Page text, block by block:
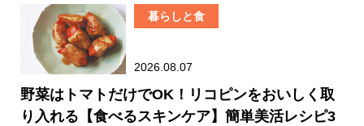
暮らしと食
2026.08.07
野菜はトマトだけでOK！リコピンをおいしく取
り入れる【食べるスキンケア】簡単美活レシピ3